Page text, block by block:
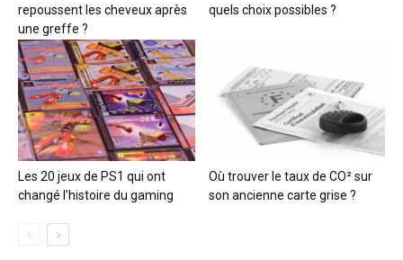
repoussent les cheveux après
une greffe ?
quels choix possibles ?
Les 20 jeux de PS1 qui ont
changé l’histoire du gaming
Où trouver le taux de CO² sur
son ancienne carte grise ?